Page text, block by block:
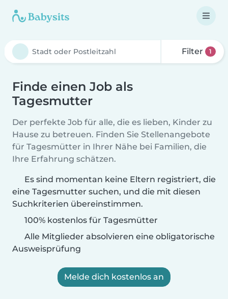
Filter 1
Finde einen Job als
Tagesmutter
Der perfekte Job für alle, die es lieben, Kinder zu
Hause zu betreuen. Finden Sie Stellenangebote
für Tagesmütter in Ihrer Nähe bei Familien, die
Ihre Erfahrung schätzen.
Es sind momentan keine Eltern registriert, die
eine Tagesmutter suchen, und die mit diesen
Suchkriterien übereinstimmen.
100% kostenlos für Tagesmütter
Alle Mitglieder absolvieren eine obligatorische
Ausweisprüfung
Melde dich kostenlos an